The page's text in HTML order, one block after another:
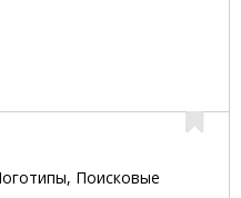
Поисковые